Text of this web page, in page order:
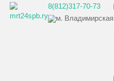
8(812)317-70-73
м. Владимирская